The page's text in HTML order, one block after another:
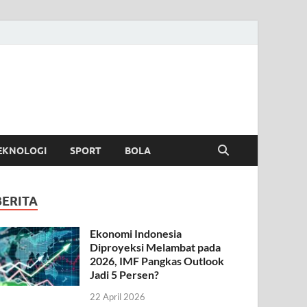
SPORT BOLA
Ekonomi Indonesia
Diproyeksi Melambat pada
2026, IMF Pangkas Outlook
Jadi 5 Persen?
22 April 2026